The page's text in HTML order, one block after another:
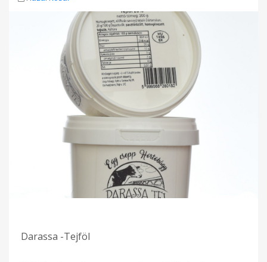
Darassa -Tejföl